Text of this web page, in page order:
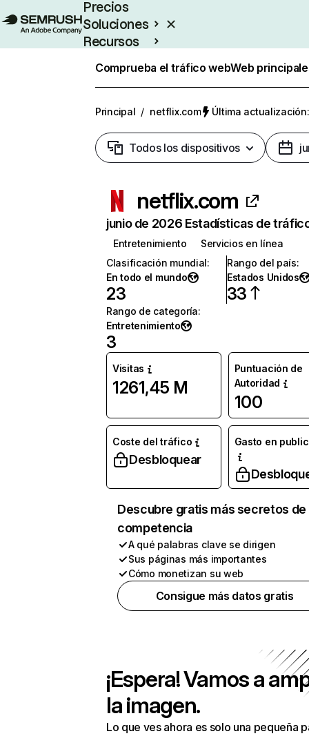
Precios
Soluciones
Recursos
Comprueba el tráfico webWeb
Principal / netflix.com Última
Todos los dispositivos
netflix.com
junio de 2026 Estadísticas de
Entretenimiento
Servicios en línea
Clasificación mundial:
En todo el mundo
23
Rango del país:
Estados Unidos
33
Rango de categoría:
Entretenimiento
3
Visitas
1261,45 M
Puntuación de
Autoridad
100
Coste del tráfico
Desbloquear
Gasto en
Descubre gratis más secretos de
competencia
A qué palabras clave se dirigen
Sus páginas más importantes
Cómo monetizan su web
Consigue más datos gratis
¡Espera! Vamos a
la imagen.
Lo que ves ahora es solo una pequeña